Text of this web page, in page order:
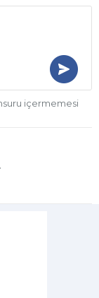
içermemesi